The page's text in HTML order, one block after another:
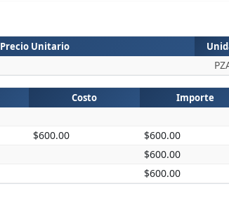
Unitario
Costo Importe
$600.00
$600.00
$600.00
$600.00